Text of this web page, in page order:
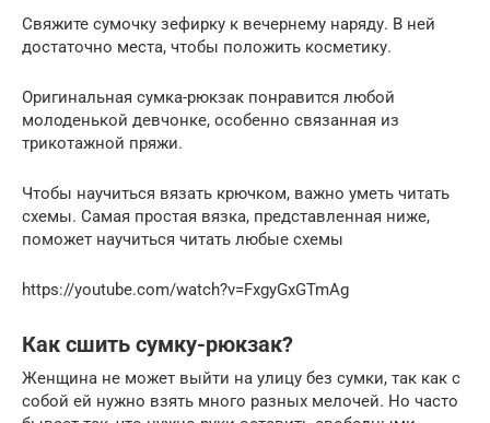
Свяжите сумочку зефирку к вечернему наряду. В ней
достаточно места, чтобы положить косметику.
Оригинальная сумка-рюкзак понравится любой
молоденькой девчонке, особенно связанная из
трикотажной пряжи.
Чтобы научиться вязать крючком, важно уметь читать
схемы. Самая простая вязка, представленная ниже,
поможет научиться читать любые схемы
https://youtube.com/watch?v=FxgyGxGTmAg
Как сшить сумку-рюкзак?
Женщина не может выйти на улицу без сумки, так как с
собой ей нужно взять много разных мелочей. Но часто